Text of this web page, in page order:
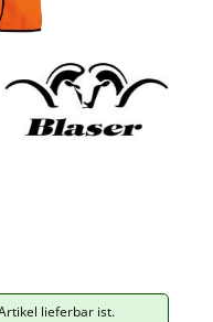
lieferbar ist.